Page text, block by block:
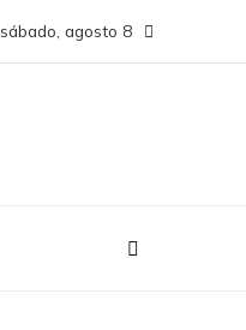
sábado, agosto 8